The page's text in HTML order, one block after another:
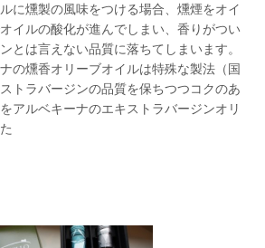
に燻製の風味をつける場合、燻煙をオイ
イルの酸化が進んでしまい、香りがつい
とは言えない品質に落ちてしまいます。
の燻香オリーブオイルは特殊な製法（国
トラバージンの品質を保ちつつコクのあ
アルベキーナのエキストラバージンオリ